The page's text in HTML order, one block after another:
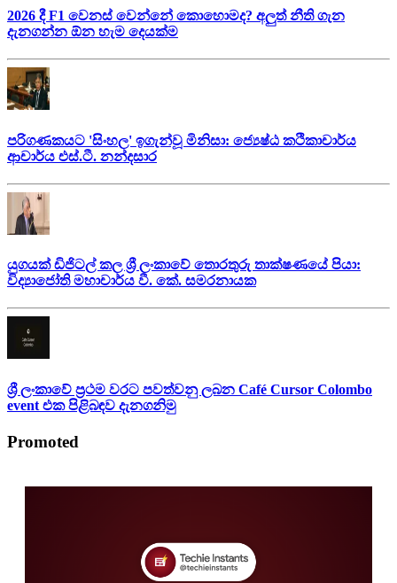
2026 දී F1 වෙනස් වෙන්නේ කොහොමද? අලුත් නීති ගැන
දැනගන්න ඕන හැම දෙයක්ම
පරිගණකයට 'සිංහල' ඉගැන්වූ මිනිසා: ජ්‍යෙෂ්ඨ කථිකාචාර්ය
ආචාර්ය එස්.ටී. නන්දසාර
යුගයක් ඩිජිටල් කල ශ්‍රී ලංකාවේ තොරතුරු තාක්ෂණයේ පියා:
විද්‍යාජෝති මහාචාර්ය වී. කේ. සමරනායක
ශ්‍රී ලංකාවේ ප්‍රථම වරට පවත්වනු ලබන Café Cursor Colombo
event එක පිළිබඳව දැනගනිමු
Promoted